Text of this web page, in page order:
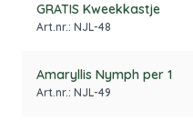
GRATIS Kweekkastje
Art.nr.: NJL-48
Amaryllis Nymph per 1
Art.nr.: NJL-49